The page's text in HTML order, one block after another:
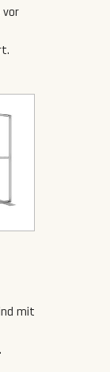
vor
mit